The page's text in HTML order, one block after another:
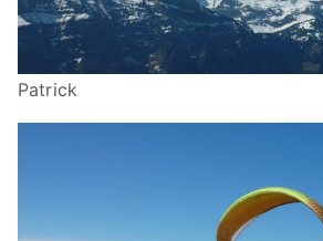
Patrick